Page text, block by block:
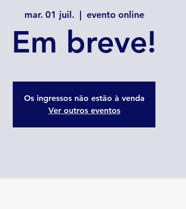
mar. 01 juil.
  |
evento online
Em breve!
Os ingressos não estão à venda
Ver outros eventos